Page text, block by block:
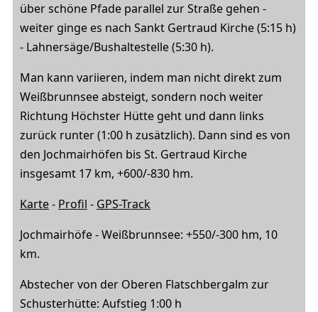
über schöne Pfade parallel zur Straße gehen -
weiter ginge es nach Sankt Gertraud Kirche (5:15 h)
- Lahnersäge/Bushaltestelle (5:30 h).
Man kann variieren, indem man nicht direkt zum
Weißbrunnsee absteigt, sondern noch weiter
Richtung Höchster Hütte geht und dann links
zurück runter (1:00 h zusätzlich). Dann sind es von
den Jochmairhöfen bis St. Gertraud Kirche
insgesamt 17 km, +600/-830 hm.
Karte- Profil - GPS-Track
Jochmairhöfe - Weißbrunnsee: +550/-300 hm, 10
km.
Abstechervon der Oberen Flatschbergalm zur
Schusterhütte: Aufstieg 1:00 h